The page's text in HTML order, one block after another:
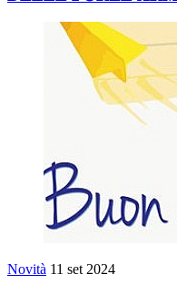
Novità 11 set 2024